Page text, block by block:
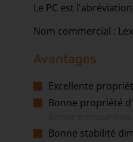
Le PC est
Nom commercial :
Avantages
Excellente
Bonne propriété
Bonne stabilité